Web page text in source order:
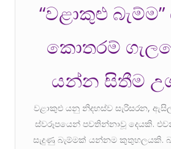
“වළාකුළු
කොතරම්
යන්න සිතීම
වළාකුළු යනු නිදහස්ව සැරිසරන,
ස්වරූපයෙන් පවතින්නාවූ දෙයකි.
සැදුණු බැම්මක් යන්නම කුතුහලයකි.